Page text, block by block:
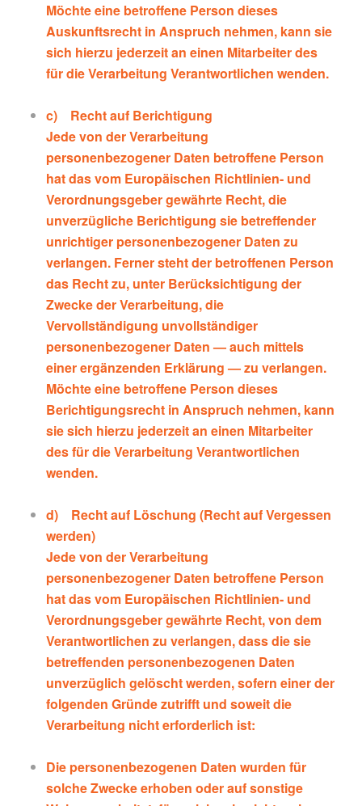
Möchte eine betroffene Person dieses
Auskunftsrecht in Anspruch nehmen, kann sie
sich hierzu jederzeit an einen Mitarbeiter des
für die Verarbeitung Verantwortlichen wenden.
c) Recht auf Berichtigung
Jede von der Verarbeitung
personenbezogener Daten betroffene Person
hat das vom Europäischen Richtlinien- und
Verordnungsgeber gewährte Recht, die
unverzügliche Berichtigung sie betreffender
unrichtiger personenbezogener Daten zu
verlangen. Ferner steht der betroffenen Person
das Recht zu, unter Berücksichtigung der
Zwecke der Verarbeitung, die
Vervollständigung unvollständiger
personenbezogener Daten — auch mittels
einer ergänzenden Erklärung — zu verlangen.
Möchte eine betroffene Person dieses
Berichtigungsrecht in Anspruch nehmen, kann
sie sich hierzu jederzeit an einen Mitarbeiter
des für die Verarbeitung Verantwortlichen
wenden.
d) Recht auf Löschung (Recht auf Vergessen
werden)
Jede von der Verarbeitung
personenbezogener Daten betroffene Person
hat das vom Europäischen Richtlinien- und
Verordnungsgeber gewährte Recht, von dem
Verantwortlichen zu verlangen, dass die sie
betreffenden personenbezogenen Daten
unverzüglich gelöscht werden, sofern einer der
folgenden Gründe zutrifft und soweit die
Verarbeitung nicht erforderlich ist:
Die personenbezogenen Daten wurden für
solche Zwecke erhoben oder auf sonstige